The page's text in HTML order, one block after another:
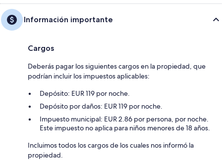
Información importante
Cargos
Deberás pagar los siguientes cargos en la propiedad, que
podrían incluir los impuestos aplicables:
Depósito: EUR 119 por noche.
Depósito por daños: EUR 119 por noche.
Impuesto municipal: EUR 2.86 por persona, por noche.
Este impuesto no aplica para niños menores de 18 años.
Incluimos todos los cargos de los cuales nos informó la
propiedad.